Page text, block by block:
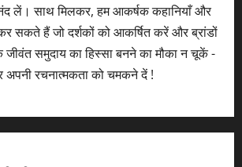
लें। साथ मिलकर, हम आकर्षक कहानियाँ और
सकते हैं जो दर्शकों को आकर्षित करें और ब्रांडों
समुदाय का हिस्सा बनने का मौका न चूकें -
रचनात्मकता को चमकने दें !